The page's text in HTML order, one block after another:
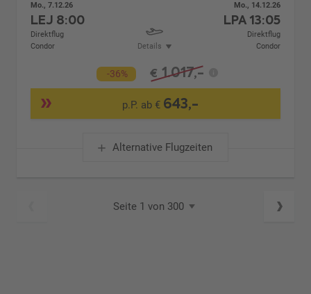
Mo., 7.12.26
LEJ 8:00
Direktflug
Condor
Details
Mo., 14.12.26
LPA 13:05
Direktflug
Condor
-36% € 1.017,-
p.P. ab € 643,-
Alternative Flugzeiten
Seite 1 von 300